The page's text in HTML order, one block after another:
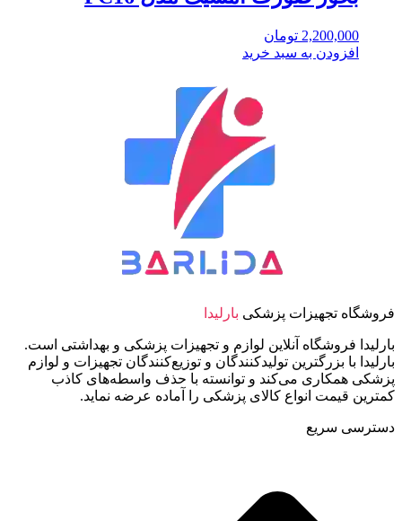
2,200,000 تومان
افزودن به سبد خرید
فروشگاه تجهیزات پزشکی بارلیدا
بارلیدا فروشگاه آنلاین لوازم و تجهیزات پزشکی و بهداشتی است.
بارلیدا با بزرگترین تولیدکنندگان و توزیع‌کنندگان تجهیزات و لوازم
پزشکی همکاری می‌کند و توانسته با حذف واسطه‌های کاذب
کمترین قیمت انواع کالای پزشکی را آماده عرضه نماید.
دسترسی سریع